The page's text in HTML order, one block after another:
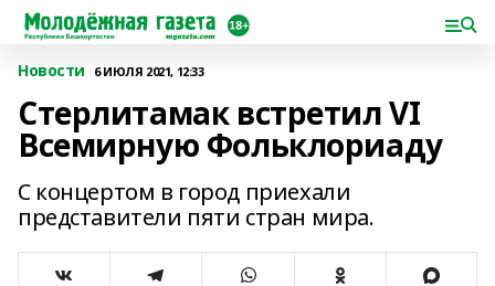
Новости 6 ИЮЛЯ 2021, 12:33
Стерлитамак встретил VI
Всемирную Фольклориаду
С концертом в город приехали
представители пяти стран мира.